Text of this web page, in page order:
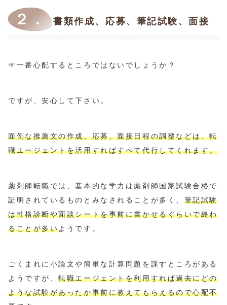
２． 書類作成、応募、筆記試験、面接
☞一番心配するところではないでしょうか？
ですが、安心して下さい。
面倒な推薦文の作成、応募、面接日程の調整などは、転
職エージェントを活用すればすべて代行してくれます。
薬剤師転職では、基本的な学力は薬剤師国家試験合格で
証明されているものとみなされることが多く、 筆記試験
は性格診断や面談シートを事前に書かせるぐらいで終わ
ることが多いようです。
ごくまれに小論文や簡単な計算問題を課すところがある
ようですが、転職エージェントを利用すれば過去にどの
ような試験があったか事前に教えてもらえるので心配不